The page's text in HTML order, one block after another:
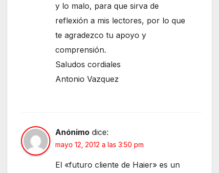
y lo malo, para que sirva de
reflexión a mis lectores, por lo que
te agradezco tu apoyo y
comprensión.
Saludos cordiales
Antonio Vazquez
Anónimo dice:
mayo 12, 2012 a las 3:50 pm
El «futuro cliente de Haier» es un